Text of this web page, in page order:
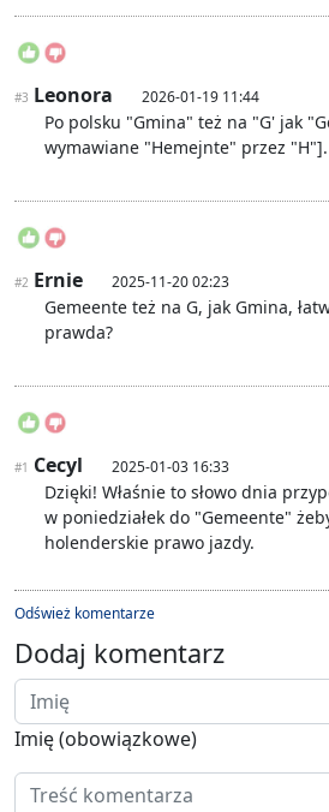
#3 Leonora 2026-01-19 11:44
Po polsku "Gmina" też na "G' jak
wymawiane "Hemejnte" przez
#2 Ernie 2025-11-20 02:23
Gemeente też na G, jak Gmina,
prawda?
#1 Cecyl 2025-01-03 16:33
Dzięki! Właśnie to słowo dnia
w poniedziałek do "Gemeente"
holenderskie prawo jazdy.
Odśwież komentarze
Dodaj komentarz
Imię (obowiązkowe)